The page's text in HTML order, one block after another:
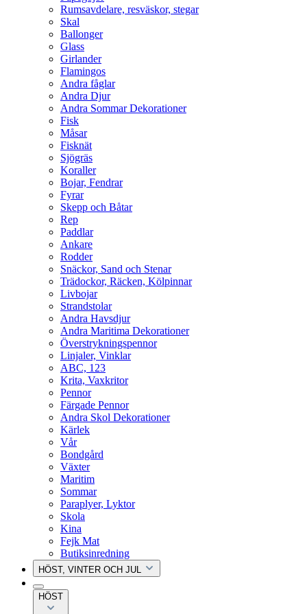
Rumsavdelare, resväskor, stegar
Skal
Ballonger
Glass
Girlander
Flamingos
Andra fåglar
Andra Djur
Andra Sommar Dekorationer
Fisk
Måsar
Fisknät
Sjögräs
Koraller
Bojar, Fendrar
Fyrar
Skepp och Båtar
Rep
Paddlar
Ankare
Rodder
Snäckor, Sand och Stenar
Trädockor, Räcken, Kölpinnar
Livbojar
Strandstolar
Andra Havsdjur
Andra Maritima Dekorationer
Överstrykningspennor
Linjaler, Vinklar
ABC, 123
Krita, Vaxkritor
Pennor
Färgade Pennor
Andra Skol Dekorationer
Kärlek
Vår
Bondgård
Växter
Maritim
Sommar
Paraplyer, Lyktor
Skola
Kina
Fejk Mat
Butiksinredning
HÖST, VINTER OCH JUL
HÖST